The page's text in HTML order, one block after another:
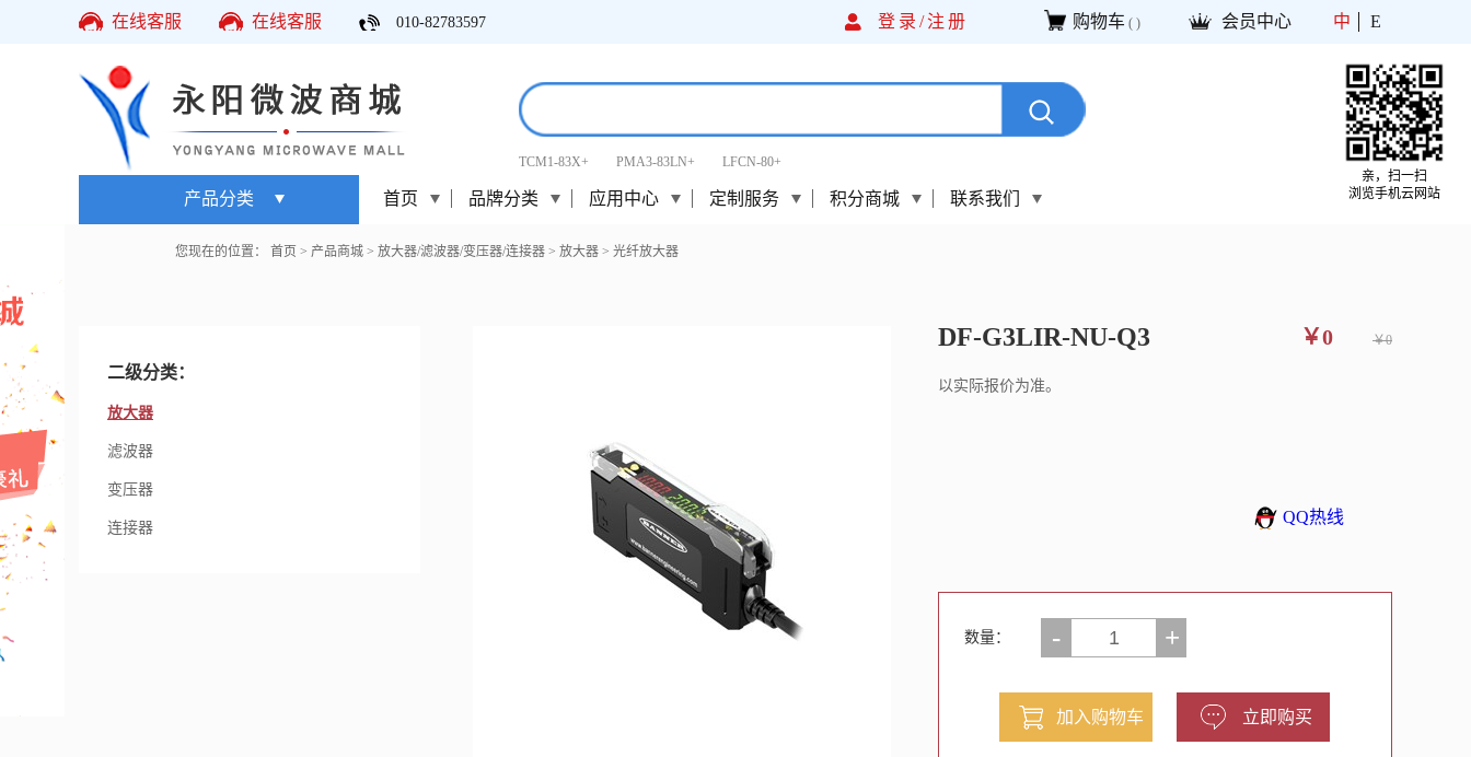
在线客服 在线客服 010-82783597 登录/注册 购物车 ( ) 会员中心 中 E
TCM1-83X+ PMA3-83LN+ LFCN-80+
产品分类 首页 品牌分类 应用中心 定制服务 积分商城 联系我们
您现在的位置： 首页 > 产品商城 > 放大器/滤波器/变压器/连接器 > 放大器 > 光纤放大器
二级分类：
放大器
滤波器
变压器
连接器
DF-G3LIR-NU-Q3
以实际报价为准。
QQ热线
￥0 ￥0
数量： - +
亲，扫一扫
浏览手机云网站